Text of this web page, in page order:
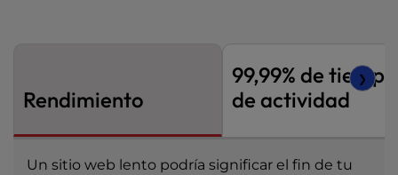
Rendimiento
99,99% de tiempo
de actividad
❯
Un sitio web lento podría significar el fin de tu